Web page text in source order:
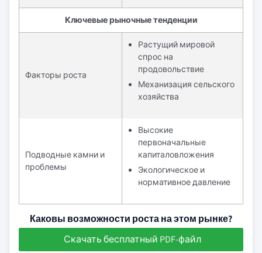
Ключевые рыночные тенденции
Факторы роста
Растущий мировой
спрос на
продовольствие
Механизация сельского
хозяйства
Подводные камни и
проблемы
Высокие
первоначальные
капиталовложения
Экологическое и
нормативное давление
Каковы возможности роста на этом рынке?
Скачать бесплатный PDF-файл